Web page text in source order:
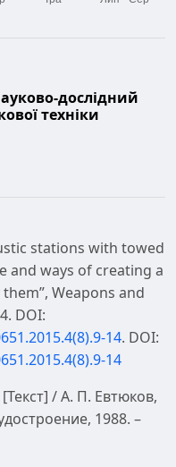
дослідний
техніки
stations with towed
and ways of creating a
Weapons and
DOI:
14. DOI:
14
/ А. П. Евтюков,
1988. –